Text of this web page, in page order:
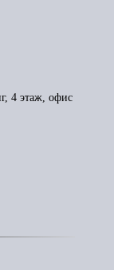
4 этаж, офис